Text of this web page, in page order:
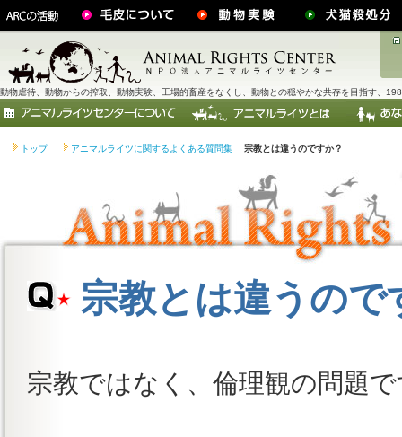
動物虐待、動物からの搾取、動物実験、工場的畜産をなくし、動物との穏やかな共存を目指す、
トップ アニマルライツに関するよくある質問集 宗教とは違うのですか？
宗教とは違うので
宗教ではなく、倫理観の問題